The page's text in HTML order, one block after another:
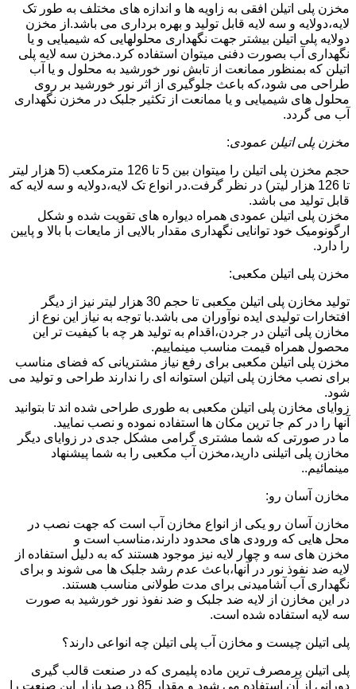
مخزن پلی اتیلن افقی به زاویه ها و اندازه های مختلف به طور تک
لایه،دولایه و سه لایه قابل تولید و بهره برداری می باشد.از مخزن
دولایه پلی اتیلن بیشتر جهت نگهداری محلولهایی که شیمیایی و یا
نگهداری آب بصورت دفنی میتوان استفاده کرد.مخزن سه لایه پلی
اتیلن که بمنظور ممانعت از تابش نور خورشید به محلول و یا آب
طراحی می شود،که باعث جلوگیری از اثر نور خورشید بر روی
محلول های شیمیایی و یا ممانعت از تکثیر جلبک در مخزن نگهداری
آب می گردد.
مخزن پلی اتیلن عمودی:
حجم مخزن پلی اتیلن را میتوان بین 5 تا 126 مترمکعب (5 هزار لیتر
تا 126 هزار لیتر) در نظر گرفت.در انواع تک لایه،دولایه و سه لایه که
قابل تولید می باشد.
مخزن پلی اتیلن عمودی همراه دیواره های تقویت شده و شکل
ارگونومیک خود توانایی نگهداری مقدار بالایی از مایعات با بالا و پایین
را دارد.
مخزن پلی اتیلن مکعبی:
تولید مخازن پلی اتیلن مکعبی تا حجم 30 هزار لیتر نیز از دیگر
افتخارات تولیدی ایده نوآوران می باشد.با توجه به نیاز این نوع از
مخازن پلی اتیلن در جردن،اقدام به تولید هر چه با کیفیت تر این
محصول همراه قیمت مناسب مینماییم.
مخزن پلی اتیلن مکعبی برای رفع نیاز مشتریانی که فضای مناسب
برای نصب مخازن پلی اتیلن استوانه ای را ندارند طراحی و تولید می
شود.
زوایای مخازن پلی اتیلن مکعبی به طوری طراحی شده اند تا بتوانید
آنها را در کم جا ترین مکان ها استفاده نموده و نصب نمایید.
ما در صورتی که شما مشتری گرامی مشکل جدی در زوایای دیگر
مخازن پلی اتیلنی دارید،مخزن آب مکعبی را به شما پیشنهاد
مینمائیم..
مخازن آسان رو:
مخازن آسان رو یکی از انواع مخازن آب است که جهت نصب در
محل هایی که ورودی های محدود دارند،مناسب است و
مخزن های سه و چهار لایه نیز موجود هستند که به دلیل استفاده از
لایه ضد نفوذ نور در آنها،باعث عدم رشد جلبک ها می شوند و برای
نگهداری آب آشامیدنی برای مدت طولانی مناسب هستند.
در این مخازن از لایه ضد جلبک و ضد نفوذ نور خورشید به صورت
سه لایه استفاده شده است.
پلی اتیلن چیست و مخازن آب پلی اتیلن چه انواعی دارند؟
پلی اتیلن پرمصرف ترین ماده پلیمری که در صنعت قالب گیری
دورانی از آن استفاده می شود و مقدار 85 درصد بازار این صنعت را